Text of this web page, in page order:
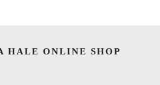
HALE ONLINE SHOP